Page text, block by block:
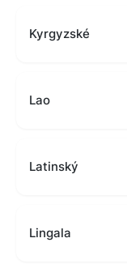
Kyrgyzské
Lao
Latinský
Lingala